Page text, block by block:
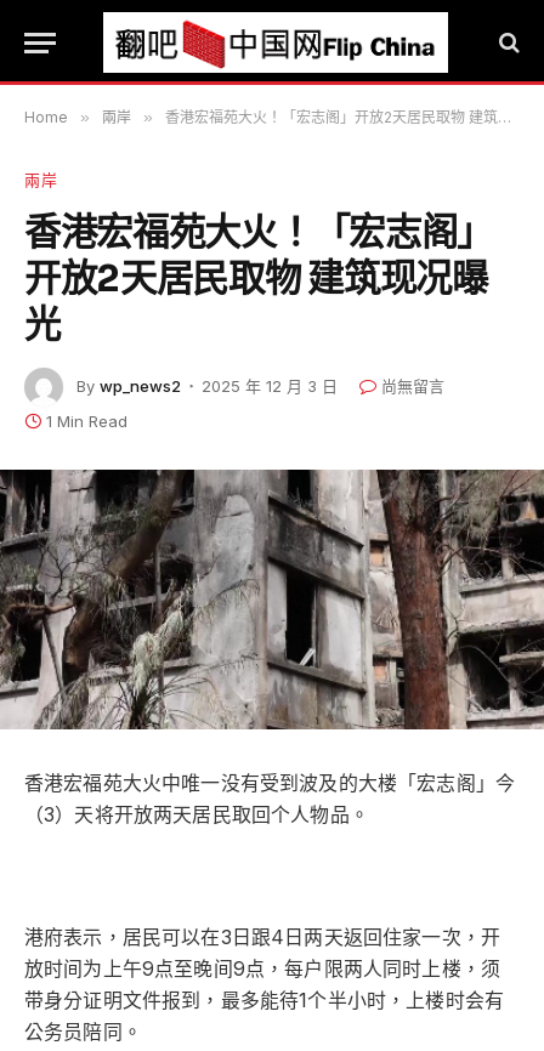
Home » 兩岸 » 香港宏福苑大火！「宏志阁」开放2天居民取物 建筑现况曝光
兩岸
香港宏福苑大火！「宏志阁」
开放2天居民取物 建筑现况曝
光
By wp_news2 2025 年 12 月 3 日
尚無留言
1 Min Read
香港宏福苑大火中唯一没有受到波及的大楼「宏志阁」今
（3）天将开放两天居民取回个人物品。
港府表示，居民可以在3日跟4日两天返回住家一次，开
放时间为上午9点至晚间9点，每户限两人同时上楼，须
带身分证明文件报到，最多能待1个半小时，上楼时会有
公务员陪同。